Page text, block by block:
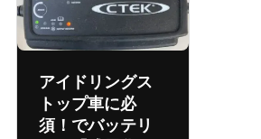
アイドリングス
トップ車に必
須！CTEK MXS7.0JPでバッテリ